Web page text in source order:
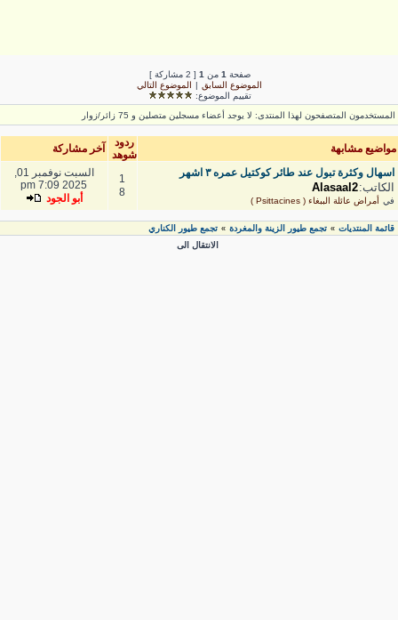
صفحة1 من [ 2 مشاركة ]
الموضوع السابق| الموضوع التالي
تقييم الموضوع:
المستخدمون المتصفحون لهذا المنتدى: لا يوجد أعضاء مسجلين متصلين و 75 زائر/زوار
مشابهة
ردود
شوهد
آخر مشاركة
اسهال وكثرة تبول عند طائر كوكتيل عمره ٣ اشهر
الكاتب:Alasaal2
في أمراض عائلة الببغاء ( Psittacines )
1
8
السبت نوفمبر 01,
2025 7:09 pm
أبو الجود
قائمة المنتديات» تجمع طيور الزينة والمغردة» تجمع طيور الكناري
الانتقال الى